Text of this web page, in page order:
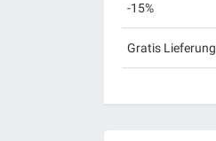
-15%
Gratis Lieferung